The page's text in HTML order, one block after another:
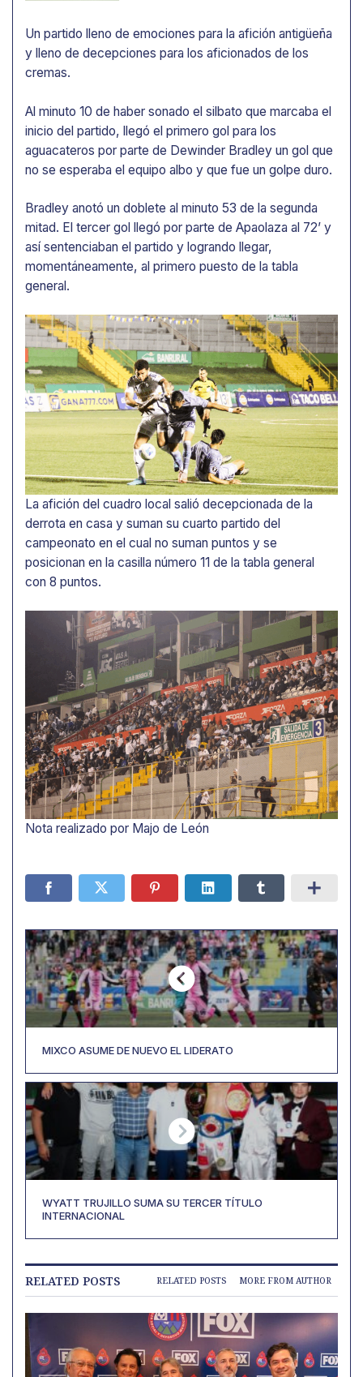
Un partido lleno de emociones para la afición antigüeña
y lleno de decepciones para los aficionados de los
cremas.
Al minuto 10 de haber sonado el silbato que marcaba el
inicio del partido, llegó el primero gol para los
aguacateros por parte de Dewinder Bradley un gol que
no se esperaba el equipo albo y que fue un golpe duro.
Bradley anotó un doblete al minuto 53 de la segunda
mitad. El tercer gol llegó por parte de Apaolaza al 72’ y
así sentenciaban el partido y logrando llegar,
momentáneamente, al primero puesto de la tabla
general.
La afición del cuadro local salió decepcionada de la
derrota en casa y suman su cuarto partido del
campeonato en el cual no suman puntos y se
posicionan en la casilla número 11 de la tabla general
con 8 puntos.
Nota realizado por Majo de León
MIXCO ASUME DE NUEVO EL LIDERATO
WYATT TRUJILLO SUMA SU TERCER TÍTULO
INTERNACIONAL
RELATED POSTS RELATED POSTS MORE FROM AUTHOR